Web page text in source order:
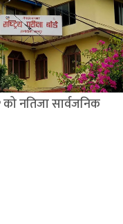
को नतिजा सार्वजनिक